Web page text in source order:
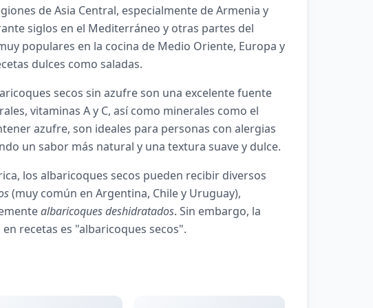
de Asia Central, especialmente de Armenia y
siglos en el Mediterráneo y otras partes del
populares en la cocina de Medio Oriente, Europa y
dulces como saladas.
secos sin azufre son una excelente fuente
vitaminas A y C, así como minerales como el
azufre, son ideales para personas con alergias
un sabor más natural y una textura suave y dulce.
los albaricoques secos pueden recibir diversos
(muy común en Argentina, Chile y Uruguay),
albaricoques deshidratados. Sin embargo, la
recetas es "albaricoques secos".